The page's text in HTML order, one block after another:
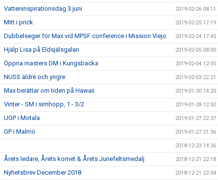
Vatteninspirationsdag 3 juni 2019-02-26 08:11
Mitt i prick 2019-02-25 17:19
Dubbelseger för Max vid MPSF conference i Mission Viejo 2019-02-24 17:45
Hjälp Lisa på Eldsjälsgalan 2019-02-05 08:00
Öppna masters DM i Kungsbacka 2019-02-04 12:05
NUSS äldre och yngre 2019-02-03 22:21
Max berättar om tiden på Hawaii 2019-01-30 14:20
Vinter - SM i simhopp, 1 - 3/2 2019-01-28 12:50
UGP i Motala 2019-01-27 22:37
GP i Malmö 2019-01-27 21:36
2018-12-23 14:26
Årets ledare, Årets komet & Årets Junefeltsmedalj 2018-12-21 22:18
Nyhetsbrev December 2018 2018-12-21 22:04